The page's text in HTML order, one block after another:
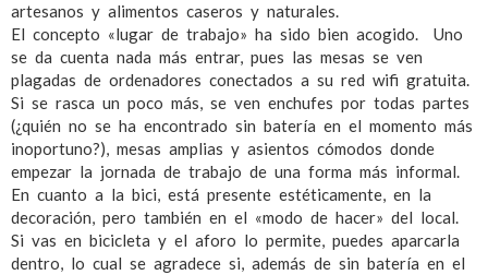
artesanos y alimentos caseros y naturales.
El concepto «lugar de trabajo» ha sido bien acogido. Uno
se da cuenta nada más entrar, pues las mesas se ven
plagadas de ordenadores conectados a su red wifi gratuita.
Si se rasca un poco más, se ven enchufes por todas partes
(¿quién no se ha encontrado sin batería en el momento más
inoportuno?), mesas amplias y asientos cómodos donde
empezar la jornada de trabajo de una forma más informal.
En cuanto a la bici, está presente estéticamente, en la
decoración, pero también en el «modo de hacer» del local.
Si vas en bicicleta y el aforo lo permite, puedes aparcarla
dentro, lo cual se agradece si, además de sin batería en el